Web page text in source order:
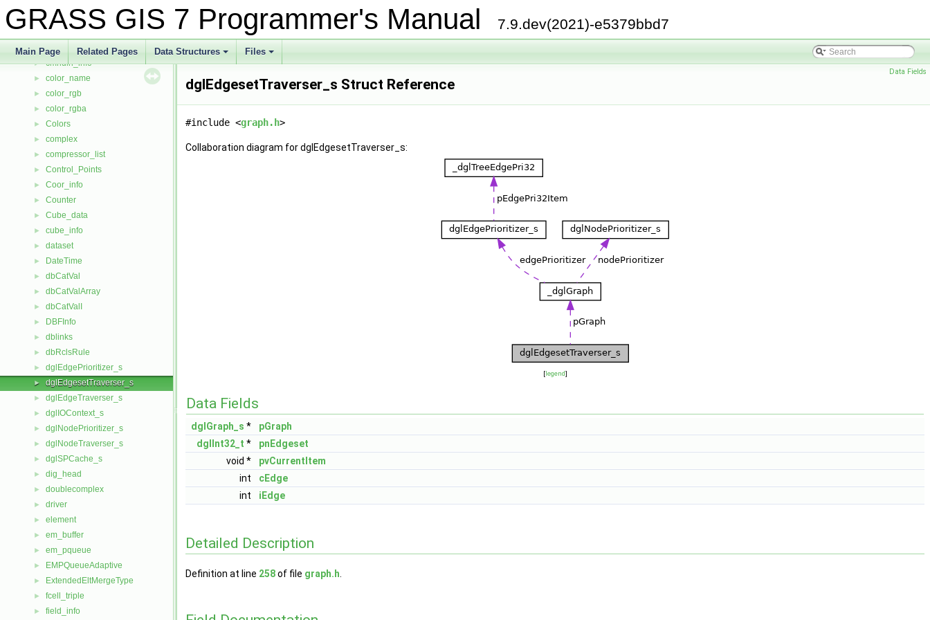
GRASS GIS 7 Programmer's Manual 7.9.dev(2021)-e5379bbd7
Main Page Related Pages
+
Data Structures
+
Files
► ClassSig
► Cluster
► cmndln_info
► color_name
► color_rgb
► color_rgba
► Colors
► complex
► compressor_list
► Control_Points
► Coor_info
► Counter
► Cube_data
► cube_info
► dataset
► DateTime
► dbCatVal
► dbCatValArray
► dbCatValI
► DBFInfo
► dblinks
► dbRclsRule
► dglEdgePrioritizer_s
► dglEdgesetTraverser_s
► dglEdgeTraverser_s
► dglIOContext_s
► dglNodePrioritizer_s
► dglNodeTraverser_s
► dglSPCache_s
► dig_head
► doublecomplex
► driver
► element
► em_buffer
► em_pqueue
► EMPQueueAdaptive
► ExtendedEltMergeType
► fcell_triple
► field_info
Data Fields
dglEdgesetTraverser_s Struct Reference
#include <graph.h>
Collaboration diagram for dglEdgesetTraverser_s:
[legend]
Data Fields
dglGraph_s *
pGraph
dglInt32_t *
pnEdgeset
void *
pvCurrentItem
int
cEdge
int
iEdge
Detailed Description
Definition at line 258of file graph.h